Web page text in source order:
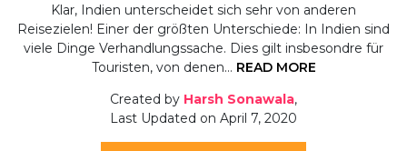
Klar, Indien unterscheidet sich sehr von anderen
Reisezielen! Einer der größten Unterschiede: In Indien sind
viele Dinge Verhandlungssache. Dies gilt insbesondre für
Touristen, von denen… READ MORE
Created by Harsh Sonawala,
Last Updated on April 7, 2020